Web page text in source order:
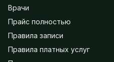
Врачи
Прайс полностью
Правила записи
Правила платных услуг